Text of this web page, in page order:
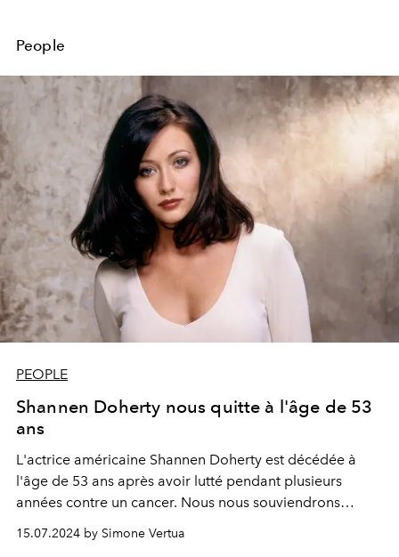
People
PEOPLE
Shannen Doherty nous quitte à l'âge de 53
ans
L'actrice américaine Shannen Doherty est décédée à
l'âge de 53 ans après avoir lutté pendant plusieurs
années contre un cancer. Nous nous souviendrons
toujours de sa série télévisée "Charmed" dans laquelle
elle incarnait Prue Halliwell, et de "Beverly Hills 90210"
15.07.2024 by Simone Vertua